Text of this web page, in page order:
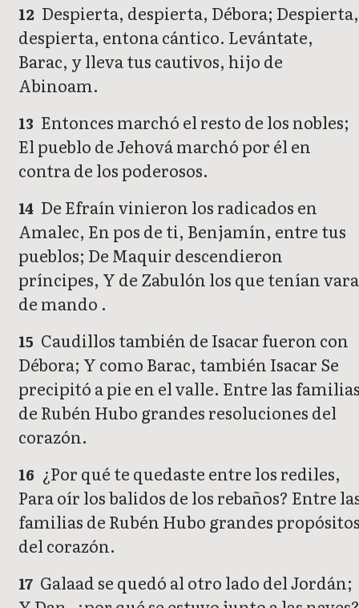
12 Despierta, despierta, Débora; Despierta,
despierta, entona cántico. Levántate,
Barac, y lleva tus cautivos, hijo de
Abinoam.
13 Entonces marchó el resto de los nobles;
El pueblo de Jehová marchó por él en
contra de los poderosos.
14 De Efraín vinieron los radicados en
Amalec, En pos de ti, Benjamín, entre tus
pueblos; De Maquir descendieron
príncipes, Y de Zabulón los que tenían vara
de mando .
15 Caudillos también de Isacar fueron con
Débora; Y como Barac, también Isacar Se
precipitó a pie en el valle. Entre las
de Rubén Hubo grandes resoluciones del
corazón.
16 ¿Por qué te quedaste entre los rediles,
Para oír los balidos de los rebaños? Entre
familias de Rubén Hubo grandes
del corazón.
17 Galaad se quedó al otro lado del Jordán;